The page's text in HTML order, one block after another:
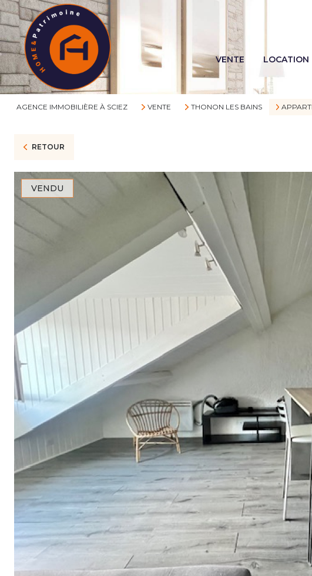
VENTE LOCATION
AGENCE IMMOBILIÈRE À SCIEZ VENTE THONON LES BAINS
RETOUR
VENDU